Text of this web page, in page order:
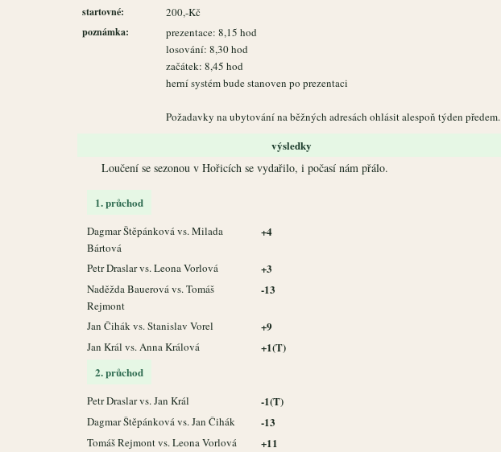
startovné: 200,-Kč
poznámka:
prezentace: 8,15 hod
losování: 8,30 hod
začátek: 8,45 hod
herní systém bude stanoven po prezentaci
Požadavky na ubytování na běžných adresách ohlásit alespoň týden předem.
výsledky
Loučení se sezonou v Hořicích se vydařilo, i počasí nám přálo.
1. průchod
Dagmar Štěpánková vs. Milada
Bártová
+4
Petr Draslar vs. Leona Vorlová +3
Naděžda Bauerová vs. Tomáš
Rejmont
-13
Jan Čihák vs. Stanislav Vorel +9
Jan Král vs. Anna Králová
+1(T)
2. průchod
Petr Draslar vs. Jan Král -1(T)
Dagmar Štěpánková vs. Jan Čihák -13
Tomáš Rejmont vs. Leona Vorlová +11